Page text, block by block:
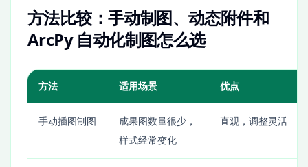
方法比较：手动制图、动态附件和
ArcPy 自动化制图怎么选
方法 适用场景 优点
手动插图制图
成果图数量很少，
样式经常变化
直观，调整灵活